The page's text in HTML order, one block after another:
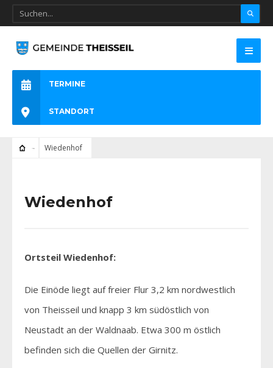
TERMINE
STANDORT
Wiedenhof
Wiedenhof
Ortsteil Wiedenhof:
Die Einöde liegt auf freier Flur 3,2 km nordwestlich
von Theisseil und knapp 3 km südöstlich von
Neustadt an der Waldnaab. Etwa 300 m östlich
befinden sich die Quellen der Girnitz.